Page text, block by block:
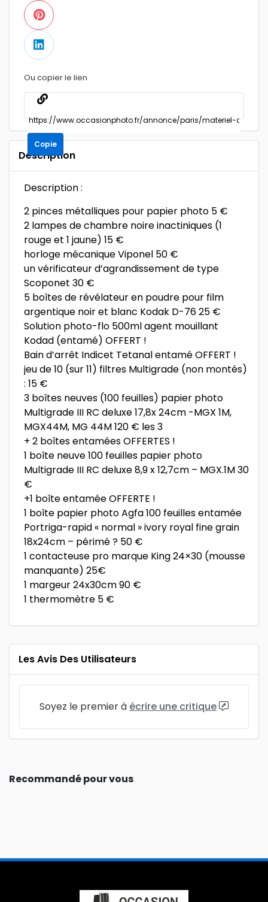
Ou copier le lien
Copie
Description
Description :
2 pinces métalliques pour papier photo 5 €
2 lampes de chambre noire inactiniques (1
rouge et 1 jaune) 15 €
horloge mécanique Viponel 50 €
un vérificateur d’agrandissement de type
Scoponet 30 €
5 boîtes de révélateur en poudre pour film
argentique noir et blanc Kodak D-76 25 €
Solution photo-flo 500ml agent mouillant
Kodad (entamé) OFFERT !
Bain d’arrêt Indicet Tetanal entamé OFFERT !
jeu de 10 (sur 11) filtres Multigrade (non montés)
: 15 €
3 boîtes neuves (100 feuilles) papier photo
Multigrade III RC deluxe 17,8x 24cm -MGX 1M,
MGX44M, MG 44M 120 € les 3
+ 2 boîtes entamées OFFERTES !
1 boîte neuve 100 feuilles papier photo
Multigrade III RC deluxe 8,9 x 12,7cm – MGX.1M 30
€
+1 boîte entamée OFFERTE !
1 boîte papier photo Agfa 100 feuilles entamée
Portriga-rapid « normal » ivory royal fine grain
18x24cm – périmé ? 50 €
1 contacteuse pro marque King 24×30 (mousse
manquante) 25€
1 margeur 24x30cm 90 €
1 thermomètre 5 €
Les Avis Des Utilisateurs
Soyez le premier à écrire une critique
Recommandé pour vous